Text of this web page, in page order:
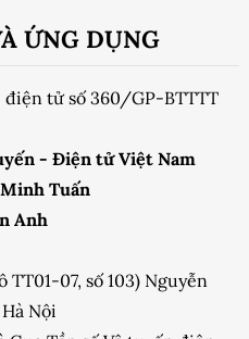
ỨNG DỤNG
tử số 360/GP-BTTTT
- Điện tử Việt Nam
Tuấn
Anh
TT01-07, số 103) Nguyễn
Nội